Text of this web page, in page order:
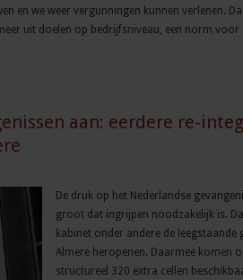
en we weer vergunningen kunnen verlenen.
uit doelen op bedrijfsniveau, een norm
aan: eerdere re-
De druk op het Nederlandse
groot dat ingrijpen noodzakelijk is.
kabinet onder andere de leegstaande
Almere heropenen. Daarmee komen
structureel 320 extra cellen